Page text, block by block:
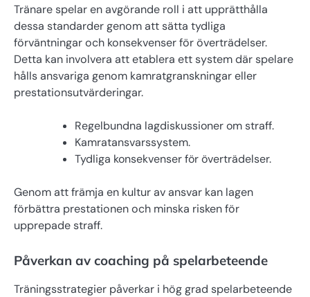
Tränare spelar en avgörande roll i att upprätthålla
dessa standarder genom att sätta tydliga
förväntningar och konsekvenser för överträdelser.
Detta kan involvera att etablera ett system där spelare
hålls ansvariga genom kamratgranskningar eller
prestationsutvärderingar.
Regelbundna lagdiskussioner om straff.
Kamratansvarssystem.
Tydliga konsekvenser för överträdelser.
Genom att främja en kultur av ansvar kan lagen
förbättra prestationen och minska risken för
upprepade straff.
Påverkan av coaching på spelarbeteende
Träningsstrategier påverkar i hög grad spelarbeteende